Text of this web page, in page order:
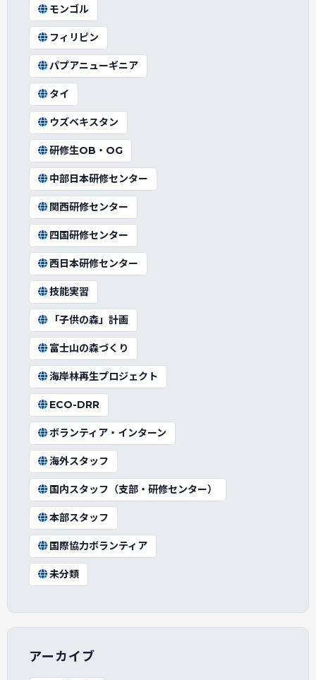
モンゴル
フィリピン
パプアニューギニア
タイ
ウズベキスタン
研修生OB・OG
中部日本研修センター
関西研修センター
四国研修センター
西日本研修センター
技能実習
「子供の森」計画
富士山の森づくり
海岸林再生プロジェクト
ECO-DRR
ボランティア・インターン
海外スタッフ
国内スタッフ（支部・研修センター）
本部スタッフ
国際協力ボランティア
未分類
アーカイブ